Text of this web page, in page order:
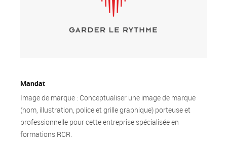
Mandat
Image de marque : Conceptualiser une image de marque
(nom, illustration, police et grille graphique) porteuse et
professionnelle pour cette entreprise spécialisée en
formations RCR.